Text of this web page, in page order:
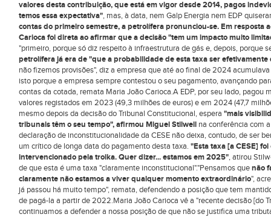
valores desta contribuição, que está em vigor desde 2014, pagos
temos essa expectativa", mas, à data, nem Galp Energia nem EDP
contas do primeiro semestre, a petrolífera pronunciou-se. Em resposta
Carioca foi direta ao afirmar que a decisão "tem um impacto muito
"primeiro, porque só diz respeito à infraestrutura de gás e, depois, porque
petrolífera já era de "que a probabilidade de esta taxa ser
não fizemos provisões", diz a empresa que até ao final de 2024
isto porque a empresa sempre contestou o seu pagamento, avançando
contas da cotada, remata Maria João Carioca.A EDP, por seu lado,
valores registados em 2023 (49,3 milhões de euros) e em 2024 (47,7
mesmo depois da decisão do Tribunal Constitucional, espera "mais
tribunais têm o seu tempo", afirmou Miguel Stilwell na conferência com
declaração de inconstitucionalidade da CESE não deixa, contudo, de ser
um crítico de longa data do pagamento desta taxa. "Esta taxa [a CESE]
intervencionado pela troika. Quer dizer... estamos em 2025", atirou
de que esta é uma taxa "claramente inconstitucional"."Pensamos quenão
claramente não estamos a viver qualquer momento extraordinário",
já passou há muito tempo", remata, defendendo a posição que tem
de pagá-la a partir de 2022.Maria João Carioca vê a "recente decisão [do
continuamos a defender a nossa posição de que não se justifica uma